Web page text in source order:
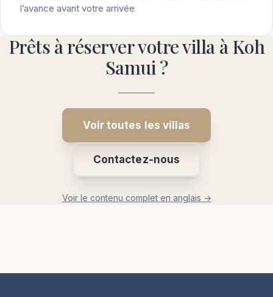
l’avance avant votre arrivée
Prêts à réserver votre villa à Koh
Samui ?
Voir toutes les villas
Contactez-nous
Voir le contenu complet en anglais →